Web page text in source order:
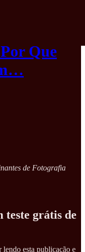
Que
de Fotografia
teste grátis de
lendo esta publicação e